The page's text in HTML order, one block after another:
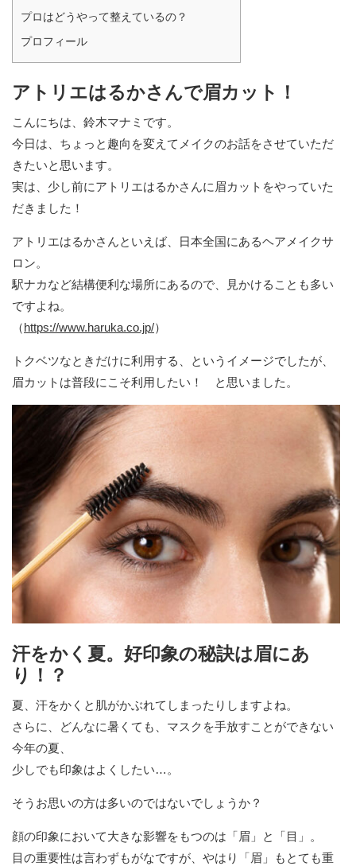
プロはどうやって整えているの？
プロフィール
アトリエはるかさんで眉カット！
こんにちは、鈴木マナミです。
今日は、ちょっと趣向を変えてメイクのお話をさせていただ
きたいと思います。
実は、少し前にアトリエはるかさんに眉カットをやっていた
だきました！
アトリエはるかさんといえば、日本全国にあるヘアメイクサ
ロン。
駅ナカなど結構便利な場所にあるので、見かけることも多い
ですよね。
（https://www.haruka.co.jp/）
トクベツなときだけに利用する、というイメージでしたが、
眉カットは普段にこそ利用したい！ と思いました。
汗をかく夏。好印象の秘訣は眉にあ
り！？
夏、汗をかくと肌がかぶれてしまったりしますよね。
さらに、どんなに暑くても、マスクを手放すことができない
今年の夏、
少しでも印象はよくしたい…。
そうお思いの方は多いのではないでしょうか？
顔の印象において大きな影響をもつのは「眉」と「目」。
目の重要性は言わずもがなですが、やはり「眉」もとても重